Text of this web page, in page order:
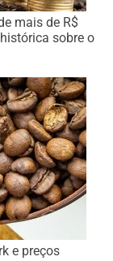
mais de R$
sobre o
e preços